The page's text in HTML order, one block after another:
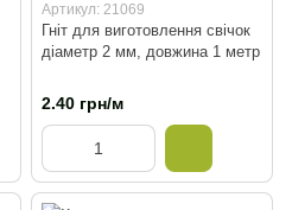
Артикул: 21069
Гніт для виготовлення свічок
діаметр 2 мм, довжина 1 метр
2.40 грн/м